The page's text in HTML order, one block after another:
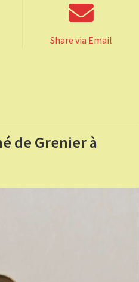
Share via Email
de Grenier à